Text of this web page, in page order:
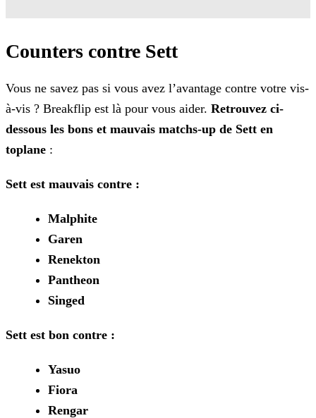
Counters contre Sett
Vous ne savez pas si vous avez l’avantage contre votre vis-
à-vis ? Breakflip est là pour vous aider. Retrouvez ci-
dessous les bons et mauvais matchs-up de Sett en
toplane :
Sett est mauvais contre :
Malphite
Garen
Renekton
Pantheon
Singed
Sett est bon contre :
Yasuo
Fiora
Rengar